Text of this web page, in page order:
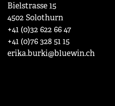
Bielstrasse 15
4502 Solothurn
+41 (0)32 622 66 47
+41 (0)76 328 51 15
erika.burki@bluewin.ch